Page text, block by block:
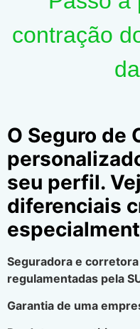
contração
O Seguro de
seu perfil.
diferenciais
Seguradora e
regulamentadas pela
Garantia de uma